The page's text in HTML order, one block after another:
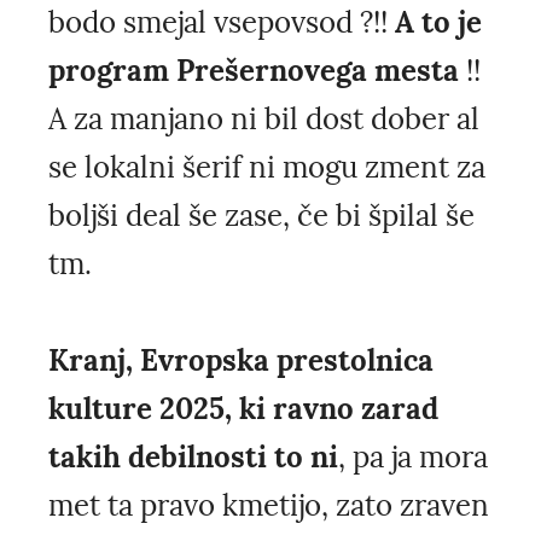
bodo smejal vsepovsod ?!! A to je
program Prešernovega mesta !!
A za manjano ni bil dost dober al
se lokalni šerif ni mogu zment za
boljši deal še zase, če bi špilal še
tm.
Kranj, Evropska prestolnica
kulture 2025, ki ravno zarad
takih debilnosti to ni, pa ja mora
met ta pravo kmetijo, zato zraven